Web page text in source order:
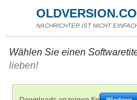
NACHRICHTER IST NICHT
Wählen Sie einen
lieben!